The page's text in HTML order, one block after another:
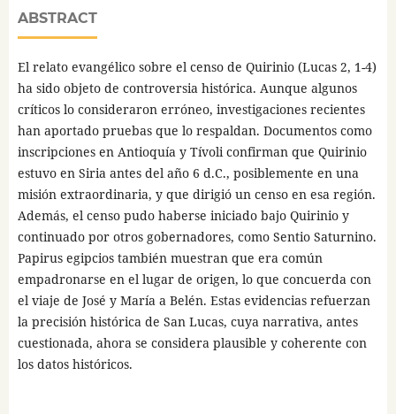
ABSTRACT
El relato evangélico sobre el censo de Quirinio (Lucas 2, 1-4)
ha sido objeto de controversia histórica. Aunque algunos
críticos lo consideraron erróneo, investigaciones recientes
han aportado pruebas que lo respaldan. Documentos como
inscripciones en Antioquía y Tívoli confirman que Quirinio
estuvo en Siria antes del año 6 d.C., posiblemente en una
misión extraordinaria, y que dirigió un censo en esa región.
Además, el censo pudo haberse iniciado bajo Quirinio y
continuado por otros gobernadores, como Sentio Saturnino.
Papirus egipcios también muestran que era común
empadronarse en el lugar de origen, lo que concuerda con
el viaje de José y María a Belén. Estas evidencias refuerzan
la precisión histórica de San Lucas, cuya narrativa, antes
cuestionada, ahora se considera plausible y coherente con
los datos históricos.